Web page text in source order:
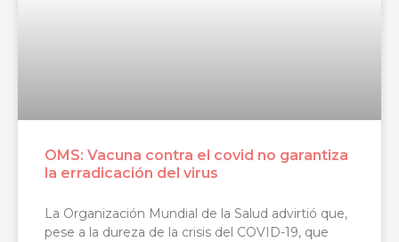
OMS: Vacuna contra el covid no garantiza
la erradicación del virus
La Organización Mundial de la Salud advirtió que,
pese a la dureza de la crisis del COVID-19, que